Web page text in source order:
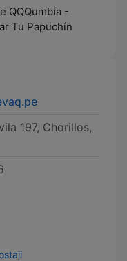
QQQumbia -
Tu Papuchín
197, Chorillos,